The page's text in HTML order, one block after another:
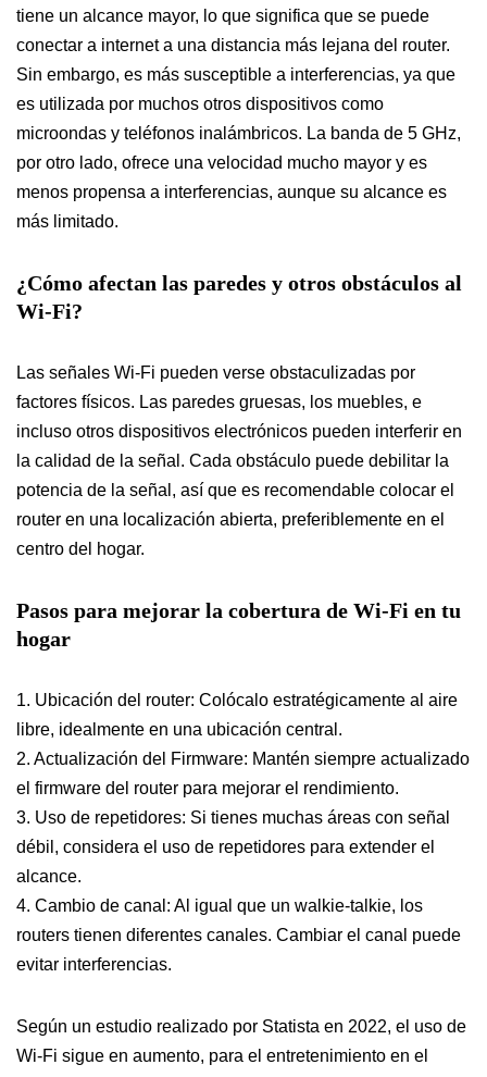
tiene un alcance mayor, lo que significa que se puede
conectar a internet a una distancia más lejana del router.
Sin embargo, es más susceptible a interferencias, ya que
es utilizada por muchos otros dispositivos como
microondas y teléfonos inalámbricos. La banda de 5 GHz,
por otro lado, ofrece una velocidad mucho mayor y es
menos propensa a interferencias, aunque su alcance es
más limitado.
¿Cómo afectan las paredes y otros obstáculos al
Wi-Fi?
Las señales Wi-Fi pueden verse obstaculizadas por
factores físicos. Las paredes gruesas, los muebles, e
incluso otros dispositivos electrónicos pueden interferir en
la calidad de la señal. Cada obstáculo puede debilitar la
potencia de la señal, así que es recomendable colocar el
router en una localización abierta, preferiblemente en el
centro del hogar.
Pasos para mejorar la cobertura de Wi-Fi en tu
hogar
1. Ubicación del router: Colócalo estratégicamente al aire
libre, idealmente en una ubicación central.
2. Actualización del Firmware: Mantén siempre actualizado
el firmware del router para mejorar el rendimiento.
3. Uso de repetidores: Si tienes muchas áreas con señal
débil, considera el uso de repetidores para extender el
alcance.
4. Cambio de canal: Al igual que un walkie-talkie, los
routers tienen diferentes canales. Cambiar el canal puede
evitar interferencias.
Según un estudio realizado por Statista en 2022, el uso de
Wi-Fi sigue en aumento, para el entretenimiento en el